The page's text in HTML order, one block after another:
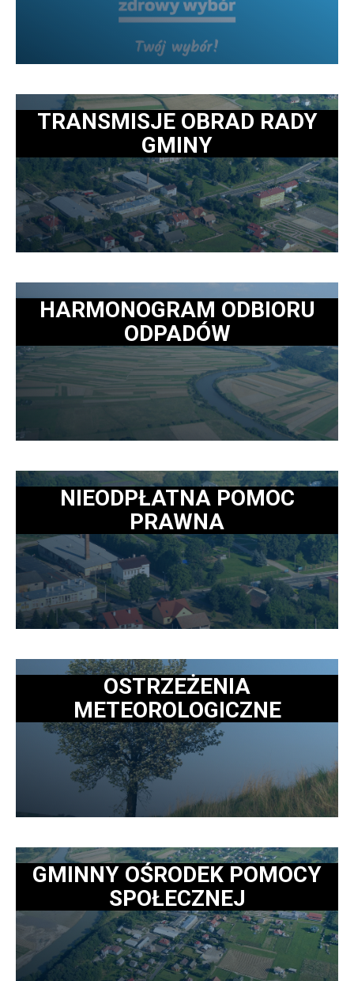
TRANSMISJE OBRAD RADY
GMINY
HARMONOGRAM ODBIORU
ODPADÓW
NIEODPŁATNA POMOC
PRAWNA
OSTRZEŻENIA
METEOROLOGICZNE
GMINNY OŚRODEK POMOCY
SPOŁECZNEJ